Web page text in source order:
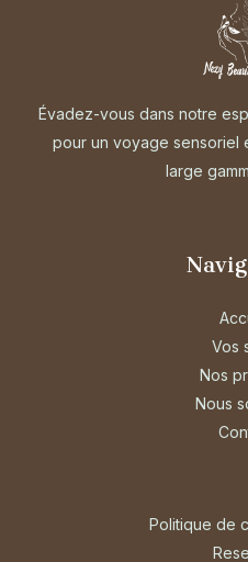
Évadez-vous dans notre
pour un voyage sensoriel
large
Vos
Nos
Nous
Politique de